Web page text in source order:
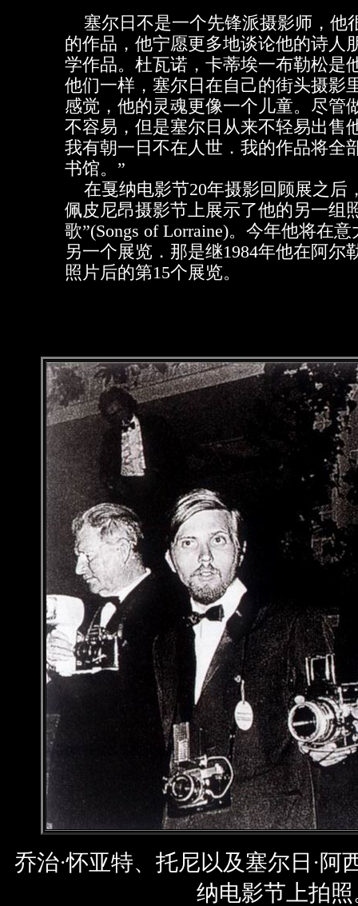
塞尔日不是一个先锋派摄影师，他
的作品，他宁愿更多地谈论他的诗人
学作品。杜瓦诺，卡蒂埃一布勒松是
他们一样，塞尔日在自己的街头摄影
感觉，他的灵魂更像一个儿童。尽管
不容易，但是塞尔日从来不轻易出售
我有朝一日不在人世．我的作品将全
书馆。”
在戛纳电影节20年摄影回顾展之后
佩皮尼昂摄影节上展示了他的另一组
歌”(Songs of Lorraine)。今年他将在
另一个展览．那是继1984年他在阿尔
照片后的第15个展览。
乔治·怀亚特、托尼以及塞尔日·阿
纳电影节上拍照